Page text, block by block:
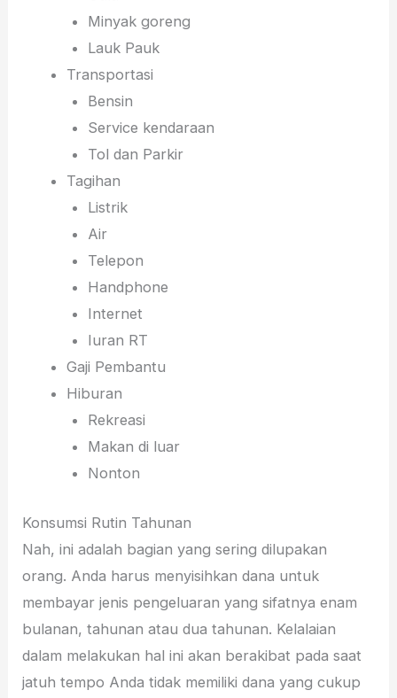
Minyak goreng
Lauk Pauk
Transportasi
Bensin
Service kendaraan
Tol dan Parkir
Tagihan
Listrik
Air
Telepon
Handphone
Internet
Iuran RT
Gaji Pembantu
Hiburan
Rekreasi
Makan di luar
Nonton
Konsumsi Rutin Tahunan
Nah, ini adalah bagian yang sering dilupakan
orang. Anda harus menyisihkan dana untuk
membayar jenis pengeluaran yang sifatnya enam
bulanan, tahunan atau dua tahunan. Kelalaian
dalam melakukan hal ini akan berakibat pada saat
jatuh tempo Anda tidak memiliki dana yang cukup